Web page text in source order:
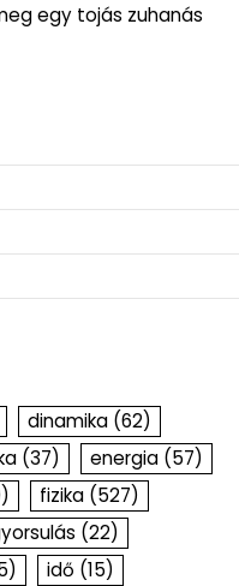
egy tojás zuhanás
dinamika (62)
(37) energia (57)
fizika (527)
(22)
idő (15)